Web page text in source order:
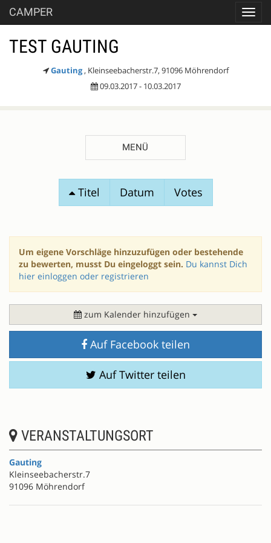
CAMPER
TEST GAUTING
Gauting , Kleinseebacherstr.7, 91096 Möhrendorf
09.03.2017 - 10.03.2017
MENÜ
SESSIONVORSCHLÄGE
Titel Datum Votes
Um eigene Vorschläge hinzuzufügen oder bestehende
zu bewerten, musst Du eingeloggt sein. Du kannst Dich
hier einloggen oder registrieren
zum Kalender hinzufügen
Auf Facebook teilen
Auf Twitter teilen
VERANSTALTUNGSORT
Gauting
Kleinseebacherstr.7
91096 Möhrendorf